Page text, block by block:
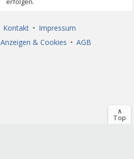
Kontakt • Impressum
Anzeigen & Cookies • AGB
∧
Top